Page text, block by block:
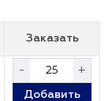
Заказать
- +
Добавить